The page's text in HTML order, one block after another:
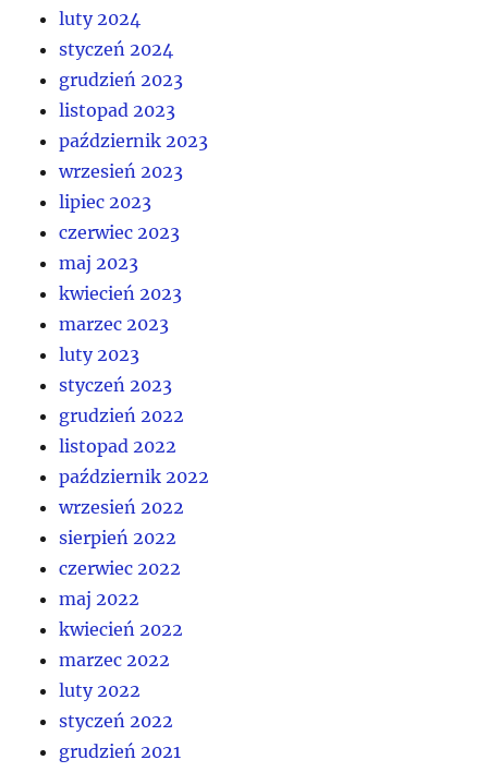
luty 2024
styczeń 2024
grudzień 2023
listopad 2023
październik 2023
wrzesień 2023
lipiec 2023
czerwiec 2023
maj 2023
kwiecień 2023
marzec 2023
luty 2023
styczeń 2023
grudzień 2022
listopad 2022
październik 2022
wrzesień 2022
sierpień 2022
czerwiec 2022
maj 2022
kwiecień 2022
marzec 2022
luty 2022
styczeń 2022
grudzień 2021